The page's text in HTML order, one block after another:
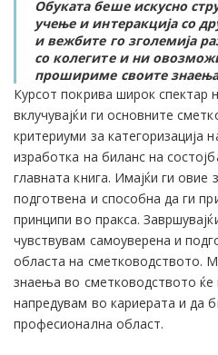
Обуката беше искусно
учење и интеракција со
и вежбите го зголемија
со колегите и ни
прошириме своите
Курсот покрива широк
вклучувајќи ги основните
критериуми за категоризација
изработка на биланс на
главната книга. Имајќи ги овие
подготвена и способна да ги
принципи во пракса.
чувствувам самоуверена и
областа на сметководството.
знаења во сметководството
напредувам во кариерата и да
професионална област.